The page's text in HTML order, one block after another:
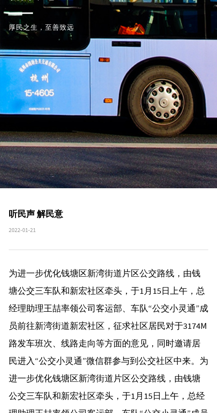
厚民之生，至善致远
听民声 解民意
2022-01-21
为进一步优化钱塘区新湾街道片区公交路线，由钱
塘公交三车队和新宏社区牵头，于1月15日上午，总
经理助理王喆率领公司客运部、车队“公交小灵通”成
员前往新湾街道新宏社区，征求社区居民对于3174M
路发车班次、线路走向等方面的意见，同时邀请居
民进入“公交小灵通”微信群参与到公交社区中来。为
进一步优化钱塘区新湾街道片区公交路线，由钱塘
公交三车队和新宏社区牵头，于1月15日上午，总经